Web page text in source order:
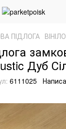
ПІДЛОГА
Дуб
6111025